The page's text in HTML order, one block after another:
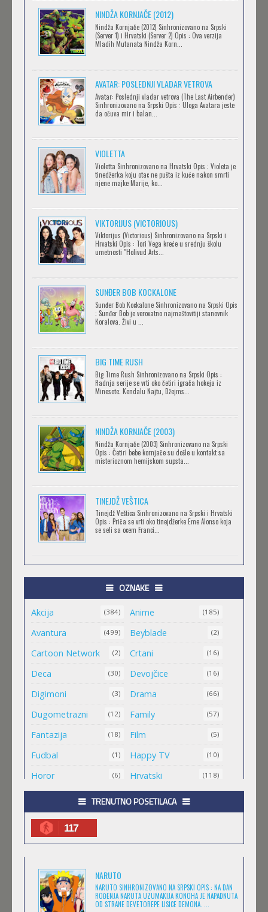
BLOODIVORES
Feb 12 2023 |Gledaj »
AVANTURE KIDA OPASNOST
Feb 12 2023 |Gledaj »
IPAK SE OKREĆE (GALILEO: EPPUR SI MUOVE)
OBLUTAK
SERVAMP
Feb 12 2023 |
2.43: SEIIN HIGH SCHOOL BOYS VOLLEYBALL
TEAM
CLEAN FREAK! AOYAMA-KUN
Feb 12 2023 |Gledaj »
RECORD OF RAGNAROK
Feb 11 2023 |Gledaj »
TORADORA
Feb 11 2023 |Gledaj »
TRIGUN STAMPEDE
Feb 11 2023 |Gledaj »
ORIENT
Feb 11 2023 |Gledaj »
MALI MEDA ČARLI
MAO MAO HEROJI CISTOG SRCA
.HACK//ROOTS
Feb 11 2023 | Gledaj »
NINDŽA KORNJAČE (2012)
Nindža Kornjače (2012) Sinhronizovano na Srpski
(Server 1) i Hrvatski (Server 2) Opis : Ova verzija
Mladih Mutanata Nindža Korn...
AVATAR: POSLEDNJI VLADAR VETROVA
Avatar: Poslednji vladar vetrova (The Last Airbender)
Sinhronizovano na Srpski Opis : Uloga Avatara jeste
da očuva mir i balan...
VIOLETTA
Violetta Sinhronizovano na Hrvatski Opis : Violeta je
tinedžerka koju otac ne pušta iz kuće nakon smrti
njene majke Marije, ko...
VIKTORIJUS (VICTORIOUS)
Viktorijus (Victorious) Sinhronizovano na Srpski i
Hrvatski Opis : Tori Vega kreće u srednju školu
umetnosti "Holivud Arts...
SUNĐER BOB KOCKALONE
Sunđer Bob Kockalone Sinhronizovano na Srpski Opis
: Sunđer Bob je verovatno najmaštovitiji stanovnik
Koralova. Živi u ...
BIG TIME RUSH
Big Time Rush Sinhronizovano na Srpski Opis :
Radnja serije se vrti oko četiri igrača hokeja iz
Minesote: Kendalu Najtu, Džejms...
NINDŽA KORNJAČE (2003)
Nindža Kornjače (2003) Sinhronizovano na Srpski
Opis : Četiri bebe kornjače su došle u kontakt sa
misterioznom hemijskom supsta...
TINEJDŽ VEŠTICA
Tinejdž Veštica Sinhronizovano na Srpski i Hrvatski
Opis : Priča se vrti oko tinejdžerke Eme Alonso koja
se seli sa ocem Franci...
OZNAKE
Akcija (384) Anime (185)
Avantura (499) Beyblade (2)
Cartoon Network (2) Crtani (16)
Deca (30) Devojčice (16)
Digimoni (3) Drama (66)
Dugometrazni (12) Family (57)
Fantazija (18) Film (5)
Fudbal (1) Happy TV (10)
Horor (6) Hrvatski (118)
Jugio
Komedija Kratkometrazni
magija
Misterija (7)
Naučna Fantastika Nickelodeon (11)
TRENUTNO POSETILACA
117
NARUTO
NARUTO SINHRONIZOVANO NA SRPSKI OPIS : NA DAN
ROĐENJA NARUTA UZUMAKIJA KONOHA JE NAPADNUTA
OD STRANE DEVETOREPE LISICE DEMONA. ...